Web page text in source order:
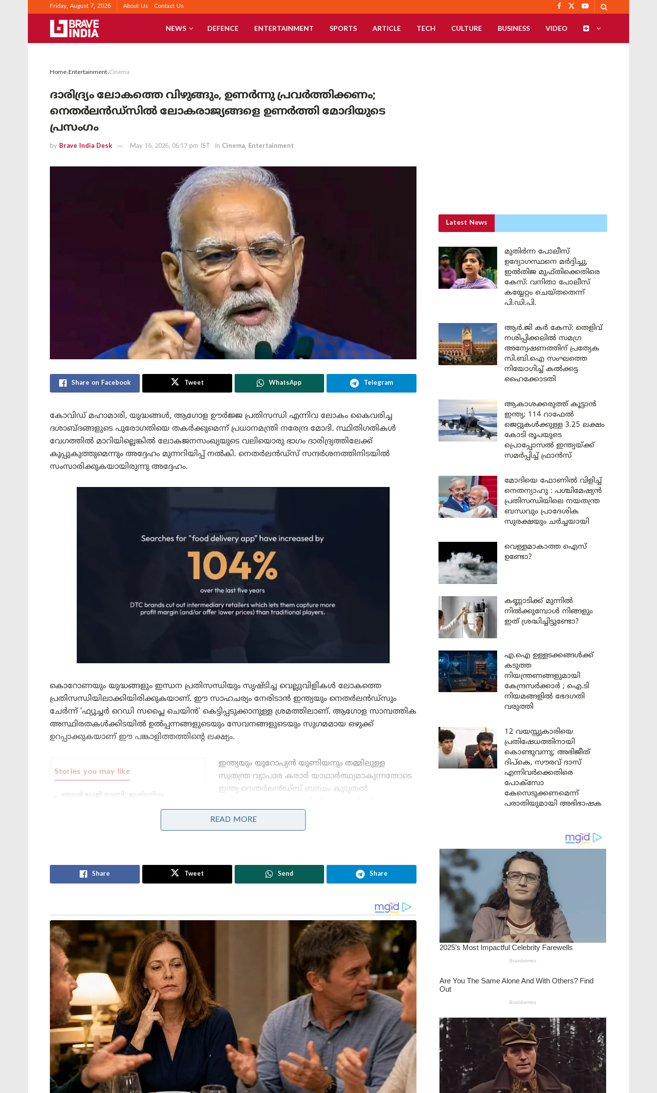
Friday, August 7, 2026 About Us Contact Us
NEWS DEFENCE ENTERTAINMENT SPORTS ARTICLE TECH CULTURE BUSINESS VIDEO
Home Entertainment Cinema
ദാരിദ്ര്യം ലോകത്തെ വിഴുങ്ങും, ഉണർന്നു പ്രവർത്തിക്കണം;
നെതർലൻഡ്‌സിൽ ലോകരാജ്യങ്ങളെ ഉണർത്തി മോദിയുടെ
പ്രസംഗം
by Brave India Desk May 16, 2026, 06:17 pm IST in Cinema, Entertainment
Share on Facebook Tweet WhatsApp Telegram
കോവിഡ് മഹാമാരി, യുദ്ധങ്ങൾ, ആഗോള ഊർജ്ജ പ്രതിസന്ധി എന്നിവ ലോകം കൈവരിച്ച
ദശാബ്ദങ്ങളുടെ പുരോഗതിയെ തകർക്കുമെന്ന് പ്രധാനമന്ത്രി നരേന്ദ്ര മോദി. സ്ഥിതിഗതികൾ
വേഗത്തിൽ മാറിയില്ലെങ്കിൽ ലോകജനസംഖ്യയുടെ വലിയൊരു ഭാഗം ദാരിദ്ര്യത്തിലേക്ക്
കൂപ്പുകുത്തുമെന്നും അദ്ദേഹം മുന്നറിയിപ്പ് നൽകി. നെതർലൻഡ്‌സ് സന്ദർശനത്തിനിടയിൽ
സംസാരിക്കുകയായിരുന്നു അദ്ദേഹം.
കൊറോണയും യുദ്ധങ്ങളും ഇന്ധന പ്രതിസന്ധിയും സൃഷ്ടിച്ച വെല്ലുവിളികൾ ലോകത്തെ
പ്രതിസന്ധിയിലാക്കിയിരിക്കുകയാണ്. ഈ സാഹചര്യം നേരിടാൻ ഇന്ത്യയും നെതർലൻഡ്‌സും
ചേർന്ന് ‘ഫ്യൂച്ചർ റെഡി സപ്ലൈ ചെയിൻ’ കെട്ടിപ്പടുക്കാനുള്ള ശ്രമത്തിലാണ്. ആഗോള സാമ്പത്തിക
അസ്ഥിരതകൾക്കിടയിൽ ഉൽപ്പന്നങ്ങളുടെയും സേവനങ്ങളുടെയും സുഗമമായ ഒഴുക്ക്
ഉറപ്പാക്കുകയാണ് ഈ പങ്കാളിത്തത്തിന്റെ ലക്ഷ്യം.
Stories you may like
ഞാൻ പേളി മാണി; ഇഷ്ടനിറം
സ്വാതന്ത്ര്യമുണ്ട് ; ക്രൂശിച്ച്‌ സോഷ്യൽ
ഇന്ത്യയും യൂറോപ്യൻ യൂണിയനും തമ്മിലുള്ള
സ്വതന്ത്ര വ്യാപാര കരാർ യാഥാർത്ഥ്യമാകുന്നതോടെ
ഇന്ത്യ-നെതർലൻഡ്‌സ് ബന്ധം കൂടുതൽ
യൂറോപ്പിലേക്ക് കടക്കാനുള്ള സ്വാഭാവിക പ്രവേശന
കവാടമായി നെതർലൻഡ്‌സ് മാറും.
പ്രവർത്തിക്കുമെന്നും അദ്ദേഹം പറഞ്ഞു.
മേഖലകളിൽ ഇന്ത്യൻ യുവാക്കൾ രാജ്യത്തെ മുന്നോട്ട് നയിക്കുന്നു. ലോകത്തിലെ മൂന്നാമത്തെ
വലിയ സ്റ്റാർട്ടപ്പ് ഇക്കോസിസ്റ്റമായി ഇന്ത്യ മാറിക്കഴിഞ്ഞു. ലോകത്തിലെ തന്നെ ഏറ്റവും വലിയ
സർക്കാർ ധനസഹായത്തോടെയുള്ള ആരോഗ്യ ഇൻഷുറൻസ് പദ്ധതി ഇന്ത്യ നടപ്പിലാക്കുന്നതായും
അദ്ദേഹം ചൂണ്ടിക്കാട്ടി.
2017-ന് ശേഷം പ്രധാനമന്ത്രി മോദി നെതർലൻഡ്‌സിൽ നടത്തുന്ന രണ്ടാമത്തെ സന്ദർശനമാണിത്.
മെയ് 17 വരെ അദ്ദേഹം അവിടെ തുടരും. ഊർജ്ജ സുരക്ഷ, ജലസുരക്ഷ തുടങ്ങിയ മേഖലകളിൽ
ഇരുരാജ്യങ്ങളും തമ്മിലുള്ള തന്ത്രപരമായ സഹകരണം വർദ്ധിപ്പിക്കാൻ ഈ സന്ദർശനം
സഹായിക്കും.
Tags: Narendra Modi
READ MORE
Share Tweet Send Share
Latest News
മുതിർന്ന പോലീസ്
ഉദ്യോഗസ്ഥനെ മർദ്ദിച്ചു,
ഇൽതിജ മുഫ്തിക്കെതിരെ
കേസ്: വനിതാ പോലീസ്
കയ്യേറ്റം ചെയ്തതെന്ന്
പി.ഡി.പി.
ആർ.ജി കർ കേസ്: തെളിവ്
നശിപ്പിക്കലിൽ സമഗ്ര
അന്വേഷണത്തിന് പ്രത്യേക
സി.ബി.ഐ സംഘത്തെ
നിയോഗിച്ച് കൽക്കട്ട
ഹൈക്കോടതി
ആകാശക്കരുത്ത് കൂട്ടാൻ
ഇന്ത്യ; 114 റാഫേൽ
ജെറ്റുകൾക്കുള്ള 3.25 ലക്ഷം
കോടി രൂപയുടെ
പ്രൊപ്പോസൽ ഇന്ത്യയ്ക്ക്
സമർപ്പിച്ച് ഫ്രാൻസ്
മോദിയെ ഫോണിൽ വിളിച്ച്
നെതന്യാഹു : പശ്ചിമേഷ്യൻ
പ്രതിസന്ധിയിലെ നയതന്ത്ര
ബന്ധവും പ്രാദേശിക
സുരക്ഷയും ചർച്ചയായി
വെള്ളമാകാത്ത ഐസ്
ഉണ്ടോ?
കണ്ണാടിക്ക് മുന്നിൽ
നിൽക്കുമ്പോൾ നിങ്ങളും
ഇത് ശ്രദ്ധിച്ചിട്ടുണ്ടോ?
എ.ഐ ഉള്ളടക്കങ്ങൾക്ക്
കടുത്ത
നിയന്ത്രണങ്ങളുമായി
കേന്ദ്രസർക്കാർ ; ഐ.ടി
നിയമങ്ങളിൽ ഭേദഗതി
വരുത്തി
12 വയസ്സുകാരിയെ
പ്രതിഷേധത്തിനായി
കൊണ്ടുവന്നു; അഭിജീത്
ദിപ്കെ, സൗരവ് ദാസ്
എന്നിവർക്കെതിരെ
പോക്സോ
കേസെടുക്കണമെന്ന്
പരാതിയുമായി അഭിഭാഷക